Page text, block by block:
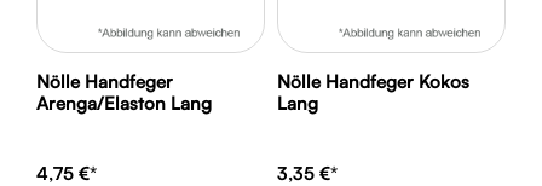
Nölle Handfeger
Arenga/Elaston Lang
4,75 €*
Nölle Handfeger Kokos
Lang
3,35 €*